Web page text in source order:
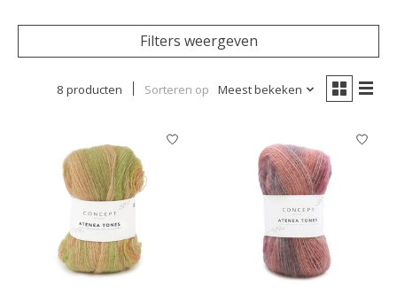
Filters weergeven
8 producten Sorteren op Meest bekeken